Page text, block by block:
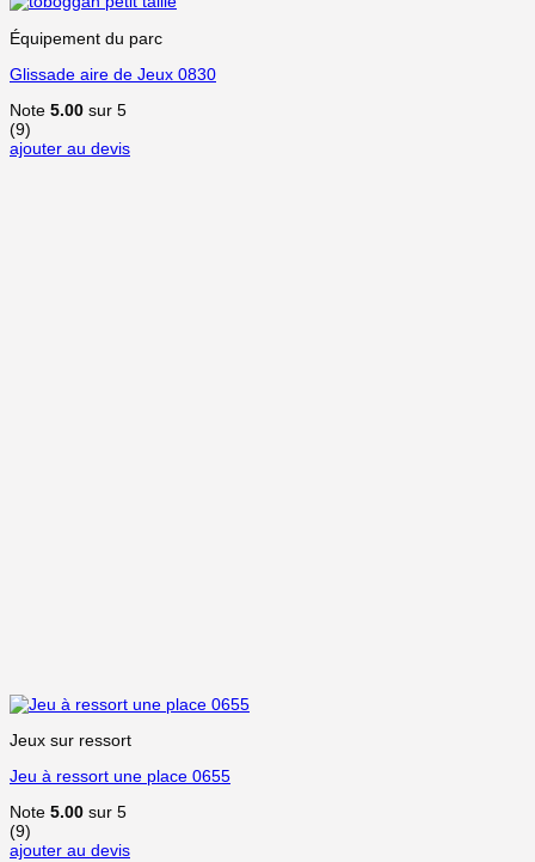
Équipement du parc
Glissade aire de Jeux 0830
Note 5.00 sur 5
(9)
ajouter au devis
Jeux sur ressort
Jeu à ressort une place 0655
Note 5.00 sur 5
(9)
ajouter au devis